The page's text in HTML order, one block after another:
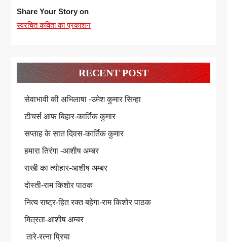
Share Your Story on
स्वरचित कविता का प्रकाशन
RECENT POST
सेवाभावी की अभिलाषा -उमेश कुमार सिन्हा
टीचर्स आफ बिहार-कार्तिक कुमार
सप्ताह के सात दिवस-कार्तिक कुमार
हमारा तिरंगा -आशीष अम्बर
राखी का त्योहार-आशीष अम्बर
दोस्ती-राम किशोर पाठक
नित्य राष्ट्र-हित रक्त बहेगा-राम किशोर पाठक
मित्रता-आशीष अम्बर
तारे-रत्ना प्रिया